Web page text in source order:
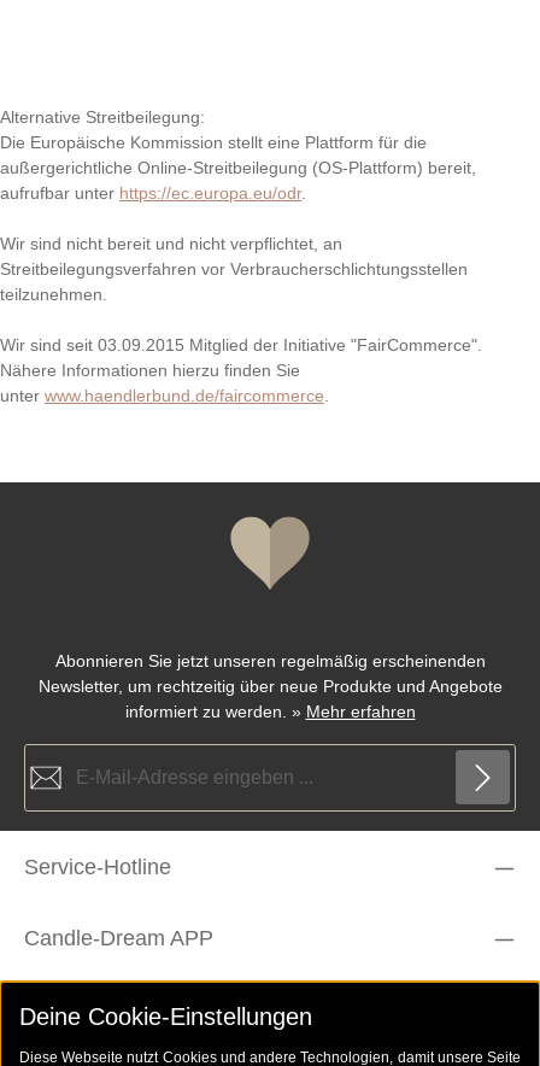
Alternative Streitbeilegung:
Die Europäische Kommission stellt eine Plattform für die
außergerichtliche Online-Streitbeilegung (OS-Plattform) bereit,
aufrufbar unter https://ec.europa.eu/odr.
Wir sind nicht bereit und nicht verpflichtet, an
Streitbeilegungsverfahren vor Verbraucherschlichtungsstellen
teilzunehmen.
Wir sind seit 03.09.2015 Mitglied der Initiative "FairCommerce".
Nähere Informationen hierzu finden Sie
unter www.haendlerbund.de/faircommerce
Abonnieren Sie jetzt unseren regelmäßig erscheinenden
Newsletter, um rechtzeitig über neue Produkte und Angebote
informiert zu werden. » Mehr erfahren
Datenschutz
Ich habe dieDatenschutzbestimmungen
Service-Hotline
Candle-Dream APP
Rechtliches
Deine Cookie-Einstellungen
Diese Webseite nutzt Cookies und andere Technologien, damit unsere Seite